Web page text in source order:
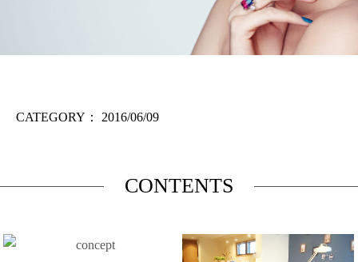
CATEGORY： 2016/06/09
CONTENTS